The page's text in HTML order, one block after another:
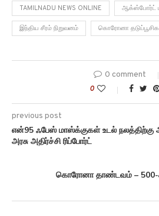
TAMILNADU NEWS ONLINE ஆக்ஸ்போர்ட்
இந்திய சீரம் நிறுவனம் கொரோனா
0 comment
0
previous post
என்95 ஃபேஸ் மாஸ்க்குகள் உடல் நலத்திற்கு
அரசு அதிர்ச்சி ரிப்போர்ட்
கொரோனா தாண்டவம் – 500-